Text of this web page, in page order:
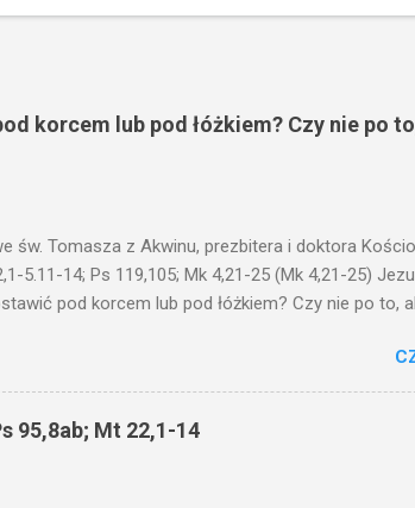
korcem lub pod łóżkiem? Czy nie po
św. Tomasza z Akwinu, prezbitera i doktora
5.11-14; Ps 119,105; Mk 4,21-25 (Mk 4,21-25)
pod korcem lub pod łóżkiem? Czy nie po to,
na to, czego słuchacie. Taką samą miarą, jaką wy
Bo kto ma, temu będzie dane; a kto nie ma,
Jezus kontynuuje przypowieści.... Czy po to
Czy nie po to, aby je postawić na
95,8ab; Mt 22,1-14